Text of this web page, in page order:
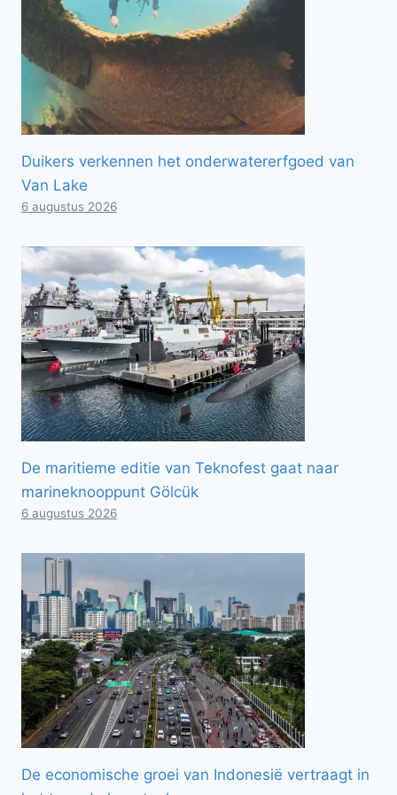
Duikers verkennen het onderwatererfgoed van
Van Lake
6 augustus 2026
De maritieme editie van Teknofest gaat naar
marineknooppunt Gölcük
6 augustus 2026
De economische groei van Indonesië vertraagt ​​in